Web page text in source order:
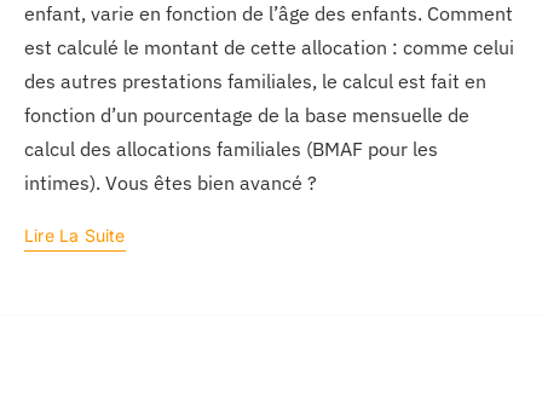
enfant, varie en fonction de l’âge des enfants. Comment
est calculé le montant de cette allocation : comme celui
des autres prestations familiales, le calcul est fait en
fonction d’un pourcentage de la base mensuelle de
calcul des allocations familiales (BMAF pour les
intimes). Vous êtes bien avancé ?
Lire La Suite